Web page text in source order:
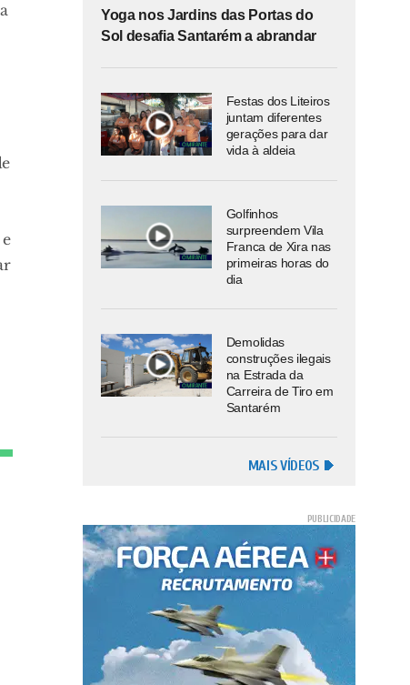
Yoga nos Jardins das Portas do
Sol desafia Santarém a abrandar
Festas dos Liteiros
juntam diferentes
gerações para dar
vida à aldeia
Golfinhos
surpreendem Vila
Franca de Xira nas
primeiras horas do
dia
Demolidas
construções ilegais
na Estrada da
Carreira de Tiro em
Santarém
MAIS VÍDEOS